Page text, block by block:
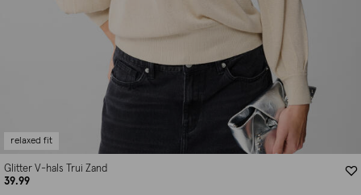
relaxed fit
Glitter V-hals Trui Zand
39.99